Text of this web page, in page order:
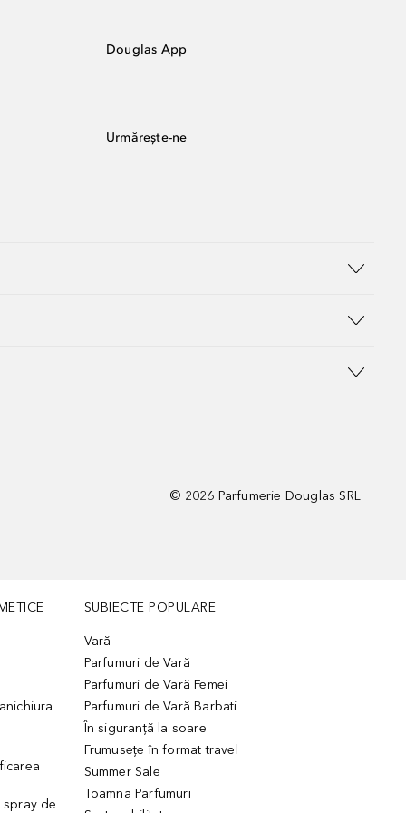
Douglas App
Urmărește-ne
© 2026 Parfumerie Douglas SRL
spray de
SUBIECTE POPULARE
Vară
Parfumuri de Vară
Parfumuri de Vară Femei
Parfumuri de Vară Barbati
În siguranță la soare
Frumusețe în format travel
Summer Sale
Toamna Parfumuri